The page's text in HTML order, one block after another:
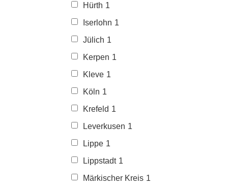
Hürth 1
Iserlohn 1
Jülich 1
Kerpen 1
Kleve 1
Köln 1
Krefeld 1
Leverkusen 1
Lippe 1
Lippstadt 1
Märkischer Kreis 1